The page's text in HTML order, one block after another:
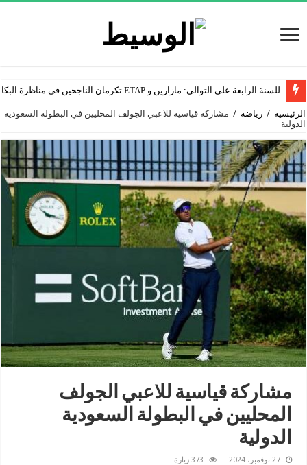
للسنة الرابعة على التوالي: مازارين و ETAP تكرمان الناجحين في مناظرة البكالوريا
الرئيسية / رياضة / مشاركة قياسية للاعبي الجولف المحليين في البطولة السعودية
الدولية
مشاركة قياسية للاعبي الجولف
المحليين في البطولة السعودية
الدولية
27 نوفمبر، 2024 373 زيارة